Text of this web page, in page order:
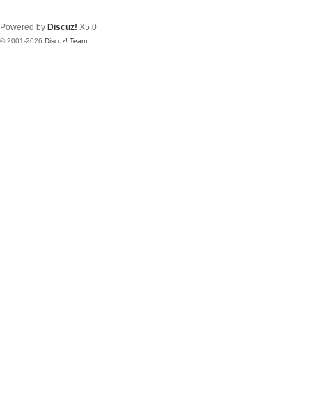
Powered by Discuz! X5.0
© 2001-2026 Discuz! Team